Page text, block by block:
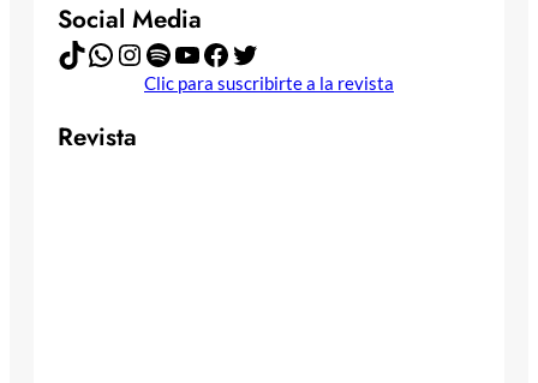
Social Media
TikTok WhatsApp Instagram Spotify YouTube Facebook Twitter
Clic para suscribirte a la revista
Revista